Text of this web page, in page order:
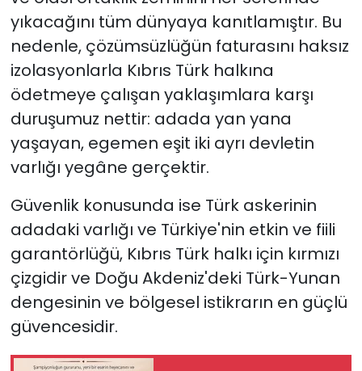
yıkacağını tüm dünyaya kanıtlamıştır. Bu
nedenle, çözümsüzlüğün faturasını haksız
izolasyonlarla Kıbrıs Türk halkına
ödetmeye çalışan yaklaşımlara karşı
duruşumuz nettir: adada yan yana
yaşayan, egemen eşit iki ayrı devletin
varlığı yegâne gerçektir.
Güvenlik konusunda ise Türk askerinin
adadaki varlığı ve Türkiye'nin etkin ve fiili
garantörlüğü, Kıbrıs Türk halkı için kırmızı
çizgidir ve Doğu Akdeniz'deki Türk-Yunan
dengesinin ve bölgesel istikrarın en güçlü
güvencesidir.